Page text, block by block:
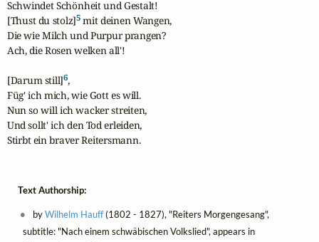
Schwindet Schönheit und Gestalt!
[Thust du stolz]5 mit deinen Wangen,
Die wie Milch und Purpur prangen?
Ach, die Rosen welken all'!
[Darum still]6,
Füg' ich mich, wie Gott es will.
Nun so will ich wacker streiten,
Und sollt' ich den Tod erleiden,
Stirbt ein braver Reitersmann.
Text Authorship:
byWilhelm Hauff(1802 - 1827), "Reiters Morgengesang",
subtitle: "Nach einem schwäbischen Volkslied", appears in